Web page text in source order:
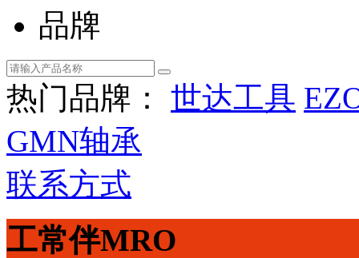
品牌
热门品牌： 世达工具
GMN轴承
联系方式
工常伴MRO